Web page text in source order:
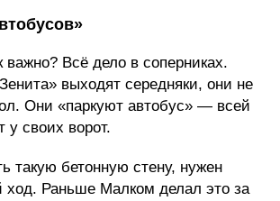
важно? Всё дело в соперниках.
выходят середняки, они не
Они «паркуют автобус» — всей
у своих ворот.
такую бетонную стену, нужен
ход. Раньше Малком делал это за